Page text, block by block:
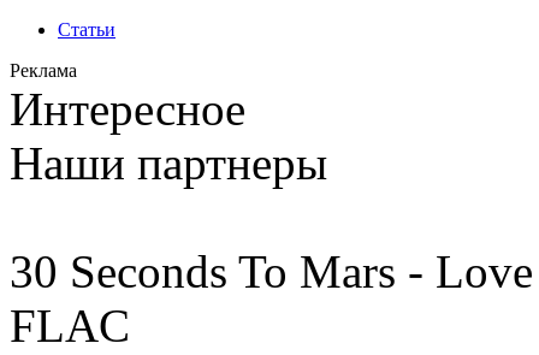
Статьи
Реклама
Интересное
Наши партнеры
30 Seconds To Mars -
FLAC